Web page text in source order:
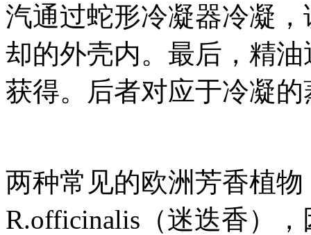
汽通过蛇形冷凝器冷凝
却的外壳内。最后，精
获得。后者对应于冷凝的
两种常见的欧洲芳香植物
R.officinalis（迷迭香）